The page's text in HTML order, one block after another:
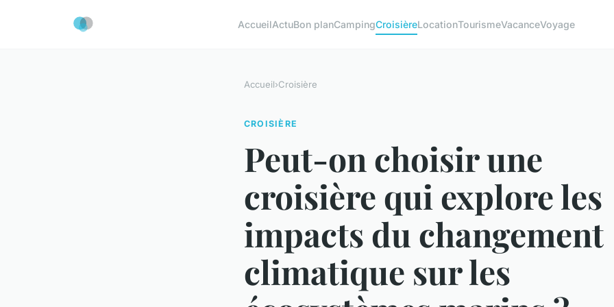
AccueilActuBon planCampingCroisièreLocationTourismeVacanceVoyage
Accueil›Croisière
CROISIÈRE
Peut-on choisir une
croisière qui explore les
impacts du changement
climatique sur les